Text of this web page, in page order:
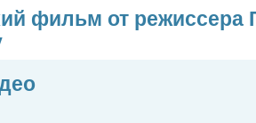
фильм от режиссера